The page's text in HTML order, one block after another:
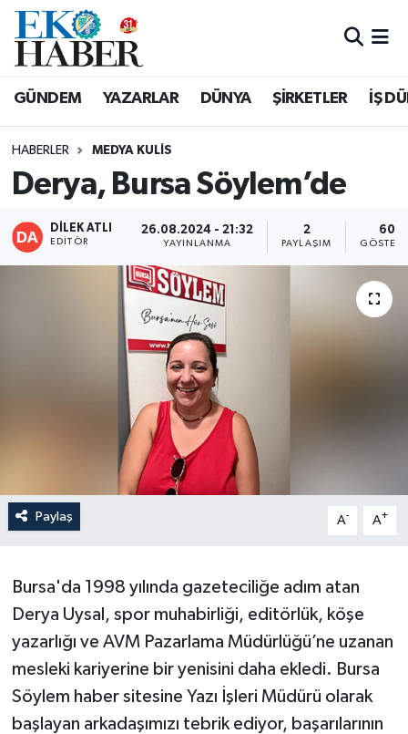
GÜNDEM YAZARLAR DÜNYA ŞİRKETLER İŞ
HABERLER MEDYA KULIS
Derya, Bursa Söylem’de
DİLEK ATLI
EDITÖR
26.08.2024 - 21:32
YAYINLANMA
2
PAYLAŞIM
60
Paylaş A- A+
Bursa'da 1998 yılında gazeteciliğe adım atan
Derya Uysal, spor muhabirliği, editörlük, köşe
yazarlığı ve AVM Pazarlama Müdürlüğü’ne uzanan
mesleki kariyerine bir yenisini daha ekledi. Bursa
Söylem haber sitesine Yazı İşleri Müdürü olarak
başlayan arkadaşımızı tebrik ediyor, başarılarının
Hava Durumu
Haber Arşivi